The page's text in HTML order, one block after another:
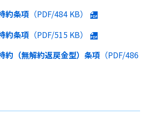
約条項 （PDF/484 KB）
約条項 （PDF/515 KB）
約（無解約返戻金型）条項 （PDF/486